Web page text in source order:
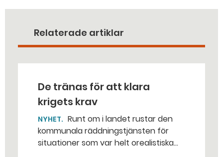
Relaterade artiklar
De tränas för att klara
krigets krav
NYHET
kommunala räddningstjänsten för
situationer som var helt orealistiska